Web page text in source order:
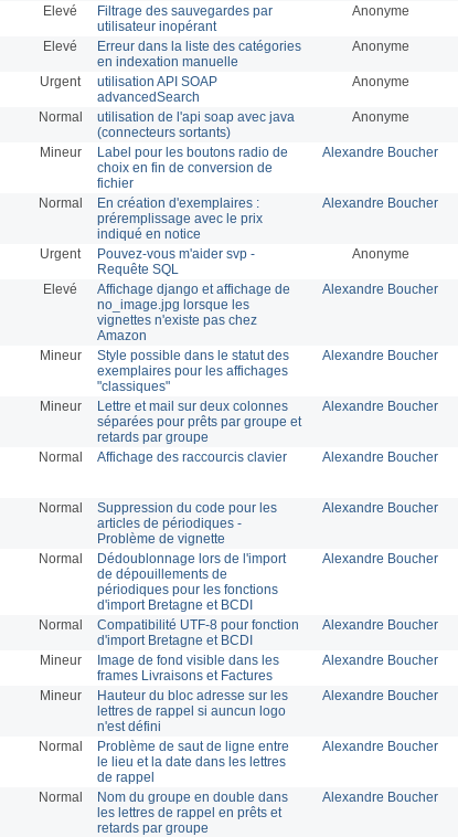
Elevé
Filtrage des sauvegardes par
utilisateur inopérant
Anonyme
Elevé
Erreur dans la liste des catégories
en indexation manuelle
Anonyme
Urgent
utilisation API SOAP
advancedSearch
Anonyme
Normal
utilisation de l'api soap avec java
(connecteurs sortants)
Anonyme
Mineur
Label pour les boutons radio de
choix en fin de conversion de
fichier
Alexandre Boucher
Normal
En création d'exemplaires :
préremplissage avec le prix
indiqué en notice
Alexandre Boucher
Urgent
Pouvez-vous m'aider svp -
Requête SQL
Anonyme
Elevé
Affichage django et affichage de
no_image.jpg lorsque les
vignettes n'existe pas chez
Amazon
Alexandre Boucher
Mineur
Style possible dans le statut des
exemplaires pour les affichages
"classiques"
Alexandre Boucher
Mineur
Lettre et mail sur deux colonnes
séparées pour prêts par groupe et
retards par groupe
Alexandre Boucher
Normal Affichage des raccourcis clavier Alexandre Boucher
Normal
Suppression du code pour les
articles de périodiques -
Problème de vignette
Alexandre Boucher
Normal
Dédoublonnage lors de l'import
de dépouillements de
périodiques pour les fonctions
d'import Bretagne et BCDI
Alexandre Boucher
Normal
Compatibilité UTF-8 pour fonction
d'import Bretagne et BCDI
Alexandre Boucher
Mineur
Image de fond visible dans les
frames Livraisons et Factures
Alexandre Boucher
Mineur
Hauteur du bloc adresse sur les
lettres de rappel si auncun logo
n'est défini
Alexandre Boucher
Normal
Problème de saut de ligne entre
le lieu et la date dans les lettres
de rappel
Alexandre Boucher
Normal
Nom du groupe en double dans
les lettres de rappel en prêts et
retards par groupe
Alexandre Boucher